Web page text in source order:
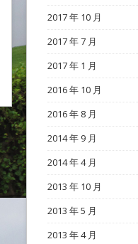
2017 年 10 月
2017 年 7 月
2017 年 1 月
2016 年 10 月
2016 年 8 月
2014 年 9 月
2014 年 4 月
2013 年 10 月
2013 年 5 月
2013 年 4 月